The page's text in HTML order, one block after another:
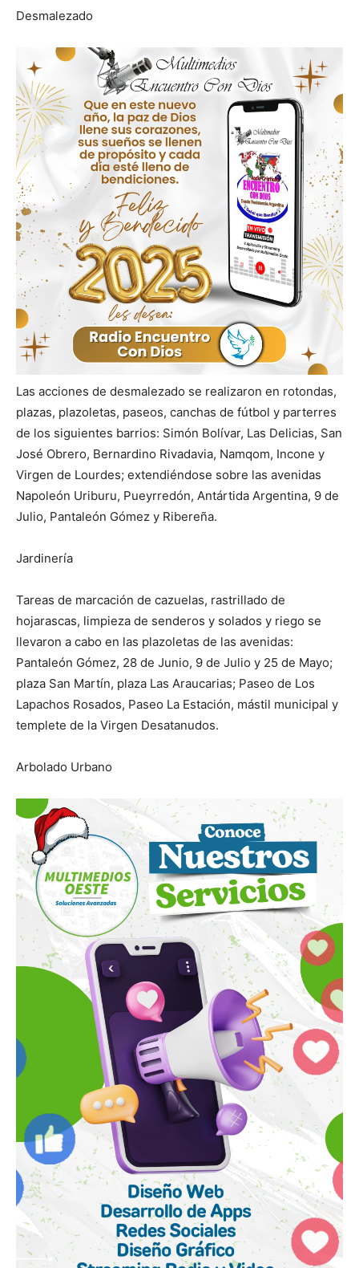
Desmalezado
Las acciones de desmalezado se realizaron en rotondas,
plazas, plazoletas, paseos, canchas de fútbol y parterres
de los siguientes barrios: Simón Bolívar, Las Delicias, San
José Obrero, Bernardino Rivadavia, Namqom, Incone y
Virgen de Lourdes; extendiéndose sobre las avenidas
Napoleón Uriburu, Pueyrredón, Antártida Argentina, 9 de
Julio, Pantaleón Gómez y Ribereña.
Jardinería
Tareas de marcación de cazuelas, rastrillado de
hojarascas, limpieza de senderos y solados y riego se
llevaron a cabo en las plazoletas de las avenidas:
Pantaleón Gómez, 28 de Junio, 9 de Julio y 25 de Mayo;
plaza San Martín, plaza Las Araucarias; Paseo de Los
Lapachos Rosados, Paseo La Estación, mástil municipal y
templete de la Virgen Desatanudos.
Arbolado Urbano